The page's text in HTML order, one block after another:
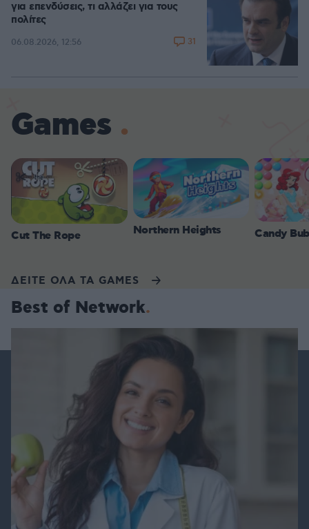
για επενδύσεις, τι αλλάζει για τους
πολίτες
06.08.2026, 12:56 31
Games
Cut The Rope Northern Heights Candy
ΔΕΙΤΕ ΟΛΑ ΤΑ GAMES
Best of Network